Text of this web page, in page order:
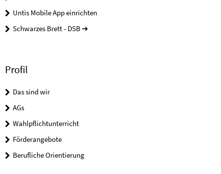
Untis Mobile App einrichten
Schwarzes Brett - DSB ➔
Profil
Das sind wir
AGs
Wahlpflichtunterricht
Förderangebote
Berufliche Orientierung